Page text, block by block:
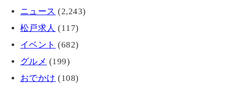
ニュース (2,243)
松戸求人 (117)
イベント (682)
グルメ (199)
おでかけ (108)